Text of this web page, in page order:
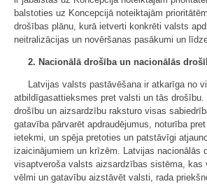
balstoties uz Koncepcijā noteiktajām
drošības plānu, kurā ietverti konkrēti valsts
neitralizācijas un novēršanas pasākumi un
2. Nacionālā drošība un nacionālās
Latvijas valsts pastāvēšana ir atkarīga no
atbildīgasattieksmes pret valsti un tās drošību.
drošību un aizsardzību raksturo visas
gatavība pārvarēt apdraudējumus, noturība
ietekmi, un spēja pretoties un patstāvīgi
izaicinājumiem un krīzēm. Latvijas nacionālās
visaptveroša valsts aizsardzības sistēma, kas
vēlmi un gatavību aizstāvēt valsti, rada